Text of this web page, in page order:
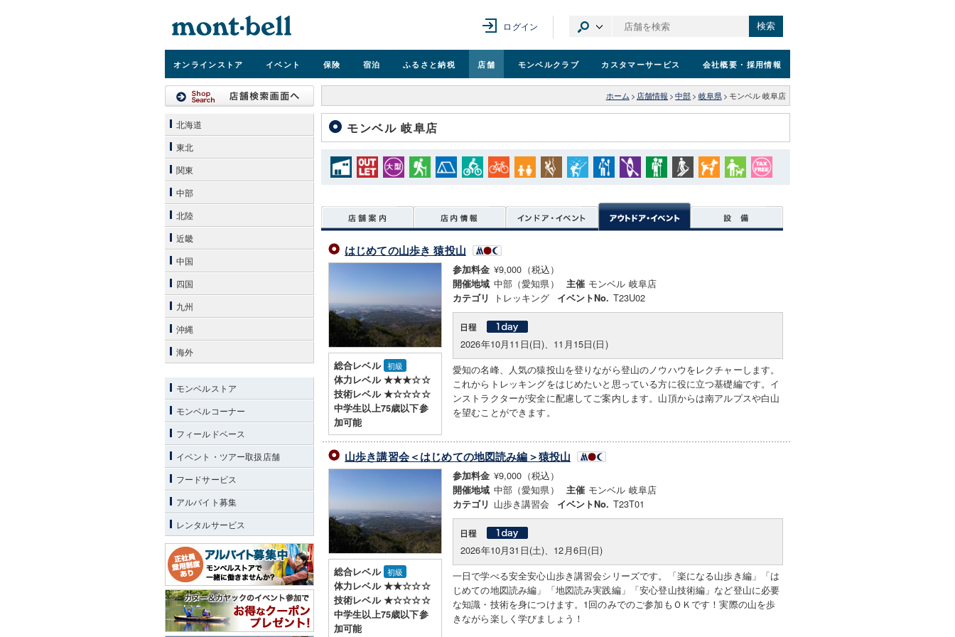
ログイン 検索
オンラインストア イベント 保険 宿泊 ふるさと納税 店舗 モンベルクラブ カスタマーサービス 会社概要 ・採用情報
ホーム > 店舗情報 > 中部 > 岐阜県 > モンベル 岐阜店
モンベル 岐阜店
はじめての山歩き 猿投山
総合レベル 初級
体力レベル ★★★☆☆
技術レベル ★☆☆☆☆
中学生以上75歳以下参
加可能
参加料金 ¥9,000（税込）
開催地域 中部（愛知県） 主催 モンベル 岐阜店
カテゴリ トレッキング イベントNo. T23U02
2026年10月11日(日)、11月15日(日)
愛知の名峰、人気の猿投山を登りながら登山のノウハウをレクチャーします。
これからトレッキングをはじめたいと思っている方に役に立つ基礎編です。イ
ンストラクターが安全に配慮してご案内します。山頂からは南アルプスや白山
を望むことができます。
山歩き講習会＜はじめての地図読み編＞猿投山
総合レベル 初級
体力レベル ★★☆☆☆
技術レベル ★☆☆☆☆
中学生以上75歳以下参
加可能
参加料金 ¥9,000（税込）
開催地域 中部（愛知県） 主催 モンベル 岐阜店
カテゴリ 山歩き講習会 イベントNo. T23T01
2026年10月31日(土)、12月6日(日)
一日で学べる安全安心山歩き講習会シリーズです。「楽になる山歩き編」「は
じめての地図読み編」「地図読み実践編」「安心登山技術編」など登山に必要
な知識・技術を身につけます。1回のみでのご参加もＯＫです！実際の山を歩
きながら楽しく学びましょう！
北海道
東北
関東
中部
北陸
近畿
中国
四国
九州
沖縄
海外
モンベルストア
モンベルコーナー
フィールドベース
イベント・ツアー取扱店舗
フードサービス
アルバイト募集
レンタルサービス